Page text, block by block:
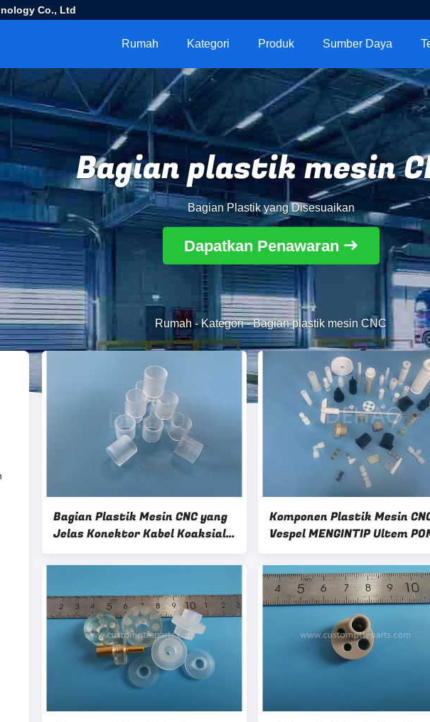
Co., Ltd
Rumah Kategori Produk Sumber Daya
Bagian plastik mesin
Bagian Plastik yang Disesuaikan
Dapatkan Penawaran
Rumah -Kategori-Bagian plastik mesin CNC
Bagian Plastik Mesin CNC yang
Jelas Konektor Kabel Koaksial
Antena Microwave
Komponen Plastik Mesin
Vespel MENGINTIP Ultem
Torlon ABS UHMWPE Nylon
Acrylic Parts